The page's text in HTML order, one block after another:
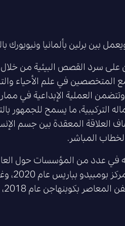
سرد القصص البيئية من خلال
مع المتخصصين في علم الأحياء
العملية الإبداعية في
التركيبية، ما يسمح
العلاقة المعقدة بين جسم
المباشر.
عدد من المؤسسات حول